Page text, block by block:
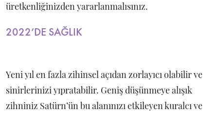
üretkenliğinizden yararlanmalısınız.
2022’DE SAĞLIK
Yeni yıl en fazla zihinsel açıdan zorlayıcı olabilir ve
sinirlerinizi yıpratabilir. Geniş düşünmeye alışık
zihniniz Satürn’ün bu alanınızı etkileyen kuralcı ve